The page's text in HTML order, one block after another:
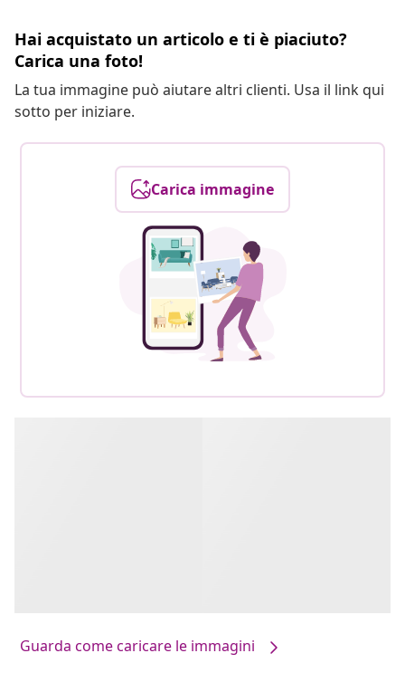
Hai acquistato un articolo e ti è piaciuto?
Carica una foto!
La tua immagine può aiutare altri clienti. Usa il link qui
sotto per iniziare.
Carica immagine
Guarda come caricare le immagini